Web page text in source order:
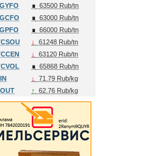
∎ 63500 Rub/tn
∎ 63000 Rub/tn
∎ 66000 Rub/tn
↓
61248 Rub/tn
↓
63120 Rub/tn
∎ 65868 Rub/tn
↓
71.79 Rub/kg
↑ 62.76 Rub/kg